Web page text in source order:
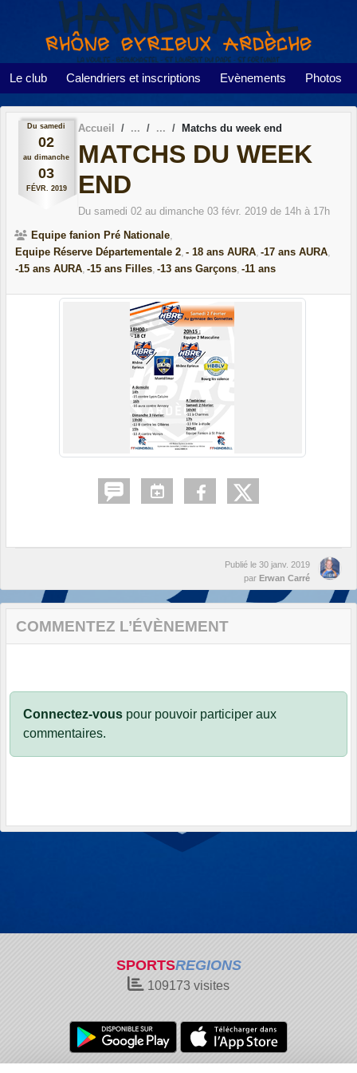
Le club Calendriers et inscriptions Evènements Photos
Du samedi
02
au dimanche
03
FÉVR. 2019
Accueil Matchs du week end
MATCHS DU WEEK
END
Du samedi 02 au dimanche 03 févr. 2019 de 14h à 17h
Equipe fanion Pré Nationale
Equipe Réserve Départementale 2 - 18 ans AURA -17 ans AURA
-15 ans AURA -15 ans Filles -13 ans Garçons -11 ans
Publié le 30 janv. 2019
par Erwan Carré
COMMENTEZ L’ÉVÈNEMENT
Connectez-vous pour pouvoir participer aux
commentaires.
SPORTSREGIONS
109173 visites
Panneau de gestion des cookies